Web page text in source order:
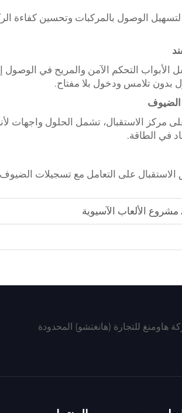
الوصول بالمركبات وتحسين كفاءة
الأبواب التحكم الآمن والمريح في
بدون تلامس ودخول بلا مفتاح.
مركز الاستقبال، تشمل الحلول واجهات
في الطاقة.
على التعامل مع تسجيلات
الألعاب الآسيوية
هاومنغ للتجارة (هانغتشو) المحدودة